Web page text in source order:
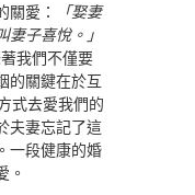
關愛：
「娶妻
子喜悅。」
我們不僅要
的關鍵在於互
式去愛我們的
夫妻忘記了這
一段健康的婚
。